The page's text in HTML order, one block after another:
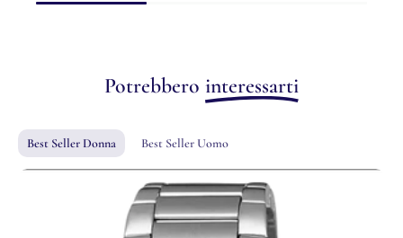
Potrebbero interessarti
Best Seller Donna Best Seller Uomo